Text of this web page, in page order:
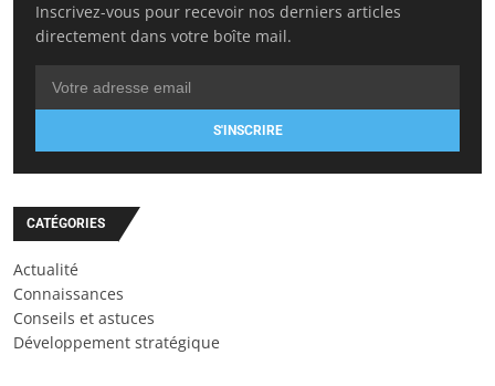
Inscrivez-vous pour recevoir nos derniers articles
directement dans votre boîte mail.
S'INSCRIRE
CATÉGORIES
Actualité
Connaissances
Conseils et astuces
Développement stratégique